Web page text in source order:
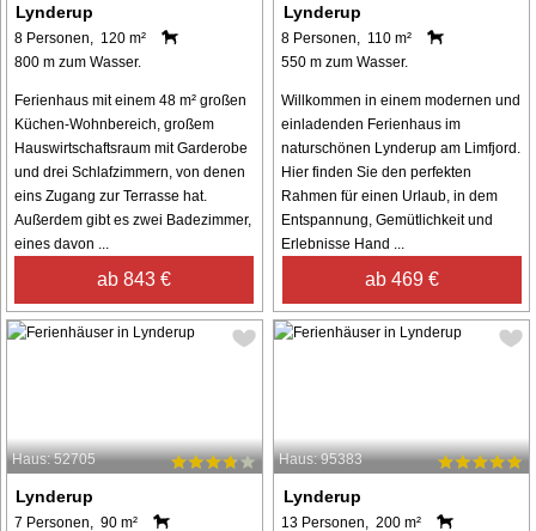
Lynderup
8 Personen, 120 m²
800 m zum Wasser.
Ferienhaus mit einem 48 m² großen
Küchen-Wohnbereich, großem
Hauswirtschaftsraum mit Garderobe
und drei Schlafzimmern, von denen
eins Zugang zur Terrasse hat.
Außerdem gibt es zwei Badezimmer,
eines davon ...
ab 843 €
Lynderup
8 Personen, 110 m²
550 m zum Wasser.
Willkommen in einem modernen und
einladenden Ferienhaus im
naturschönen Lynderup am Limfjord.
Hier finden Sie den perfekten
Rahmen für einen Urlaub, in dem
Entspannung, Gemütlichkeit und
Erlebnisse Hand ...
ab 469 €
Haus: 52705
Lynderup
7 Personen, 90 m²
Haus: 95383
Lynderup
13 Personen, 200 m²